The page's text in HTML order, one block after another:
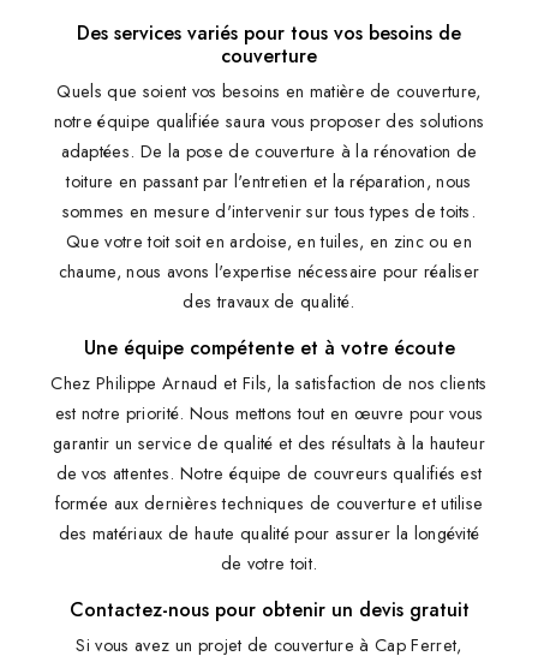
Des services variés pour tous vos besoins de
couverture
Quels que soient vos besoins en matière de couverture,
notre équipe qualifiée saura vous proposer des solutions
adaptées. De la pose de couverture à la rénovation de
toiture en passant par l'entretien et la réparation, nous
sommes en mesure d'intervenir sur tous types de toits.
Que votre toit soit en ardoise, en tuiles, en zinc ou en
chaume, nous avons l'expertise nécessaire pour réaliser
des travaux de qualité.
Une équipe compétente et à votre écoute
Chez Philippe Arnaud et Fils, la satisfaction de nos clients
est notre priorité. Nous mettons tout en œuvre pour vous
garantir un service de qualité et des résultats à la hauteur
de vos attentes. Notre équipe de couvreurs qualifiés est
formée aux dernières techniques de couverture et utilise
des matériaux de haute qualité pour assurer la longévité
de votre toit.
Contactez-nous pour obtenir un devis gratuit
Si vous avez un projet de couverture à Cap Ferret,